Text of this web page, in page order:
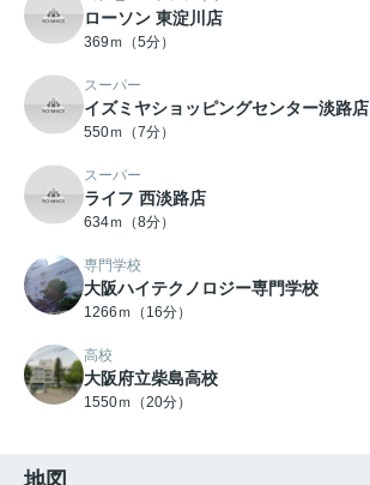
ローソン 東淀川店
369ｍ（5分）
スーパー
イズミヤショッピングセンター淡路店
550ｍ（7分）
スーパー
ライフ 西淡路店
634ｍ（8分）
専門学校
大阪ハイテクノロジー専門学校
1266ｍ（16分）
高校
大阪府立柴島高校
1550ｍ（20分）